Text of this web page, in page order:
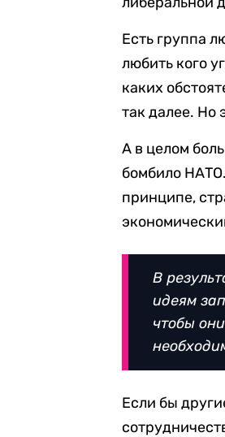
Есть группа
любить кого
каких
так далее. Но
А в целом
бомбило
принципе,
В
идеям
чтобы
Если бы